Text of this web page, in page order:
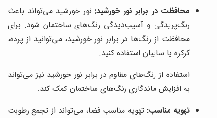
محافظت در برابر نور خورشید: نور خورشید می‌تواند باعث
رنگ‌پریدگی و آسیب‌دیدگی رنگ‌های ساختمان شود. برای
محافظت از رنگ‌ها در برابر نور خورشید، می‌توانید از پرده،
کرکره یا سایبان استفاده کنید.
استفاده از رنگ‌های مقاوم در برابر نور خورشید نیز می‌تواند
به افزایش ماندگاری رنگ‌های ساختمان کمک کند.
تهویه مناسب: تهویه مناسب فضا، می‌تواند از تجمع رطوبت